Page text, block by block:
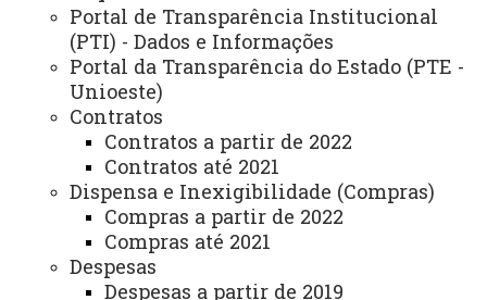
Portal de Transparência Institucional
(PTI) - Dados e Informações
Portal da Transparência do Estado (PTE -
Unioeste)
Contratos
Contratos a partir de 2022
Contratos até 2021
Dispensa e Inexigibilidade (Compras)
Compras a partir de 2022
Compras até 2021
Despesas
Despesas a partir de 2019
Planejamento
ASSESSORIAS
Assistência Estudantil
Auditoria Interna
Avaliação Institucional
Convênios e Captação de Recursos